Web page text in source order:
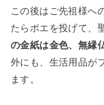
この後はご先祖様へ
たらポエを投げて、
の金紙は金色、無縁
外にも、生活用品が
ます。